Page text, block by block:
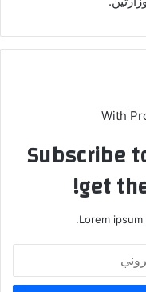
With
Subscribe
get
Lorem